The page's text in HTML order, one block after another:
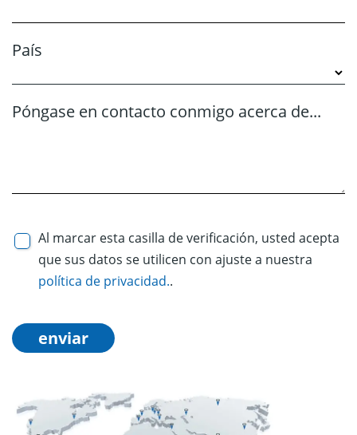
País
Póngase en contacto conmigo acerca de...
Al marcar esta casilla de verificación, usted acepta
que sus datos se utilicen con ajuste a nuestra
política de privacidad..